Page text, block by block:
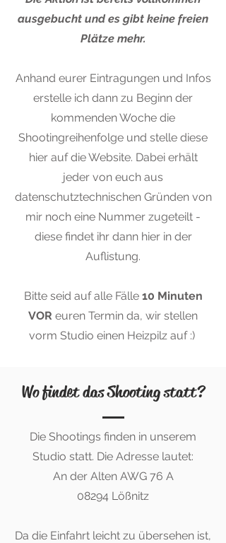
ausgebucht und es gibt keine freien
Plätze mehr.
Anhand eurer Eintragungen und Infos
erstelle ich dann zu Beginn der
kommenden Woche die
Shootingreihenfolge und stelle diese
hier auf die Website. Dabei erhält
jeder von euch aus
datenschutztechnischen Gründen von
mir noch eine Nummer zugeteilt -
diese findet ihr dann hier in der
Auflistung.
Bitte seid auf alle Fälle10 Minuten
VOR euren Termin da, wir stellen
vorm Studio einen Heizpilz auf :)
Wo findet das Shooting statt?
Die Shootings finden in unserem
Studio statt. Die Adresse lautet:
An der Alten AWG 76 A
08294 Lößnitz
Da die Einfahrt leicht zu übersehen ist,